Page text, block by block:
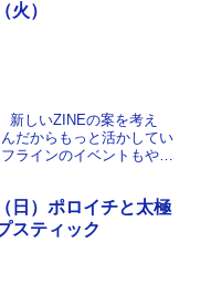
火）
新しいZINEの案を考え
だからもっと活かしてい
ラインのイベントもやり
日）ポロイチと太極
スティック